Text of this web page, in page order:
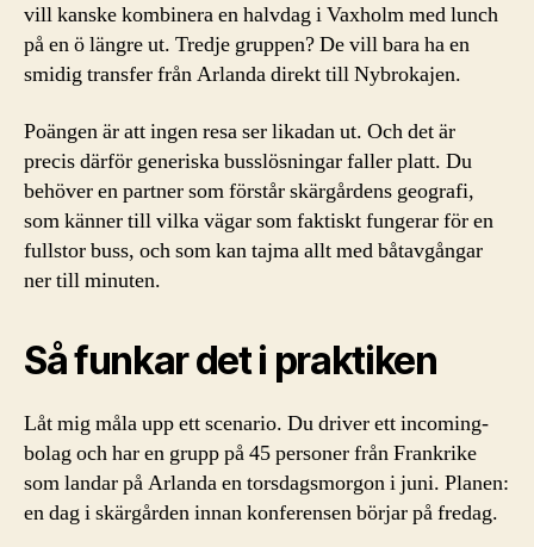
vill kanske kombinera en halvdag i Vaxholm med lunch
på en ö längre ut. Tredje gruppen? De vill bara ha en
smidig transfer från Arlanda direkt till Nybrokajen.
Poängen är att ingen resa ser likadan ut. Och det är
precis därför generiska busslösningar faller platt. Du
behöver en partner som förstår skärgårdens geografi,
som känner till vilka vägar som faktiskt fungerar för en
fullstor buss, och som kan tajma allt med båtavgångar
ner till minuten.
Så funkar det i praktiken
Låt mig måla upp ett scenario. Du driver ett incoming-
bolag och har en grupp på 45 personer från Frankrike
som landar på Arlanda en torsdagsmorgon i juni. Planen:
en dag i skärgården innan konferensen börjar på fredag.